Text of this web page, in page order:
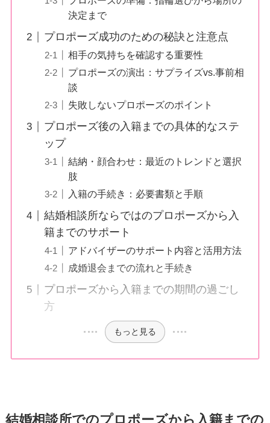
決定まで
プロポーズ成功のための秘訣と注意点
相手の気持ちを確認する重要性
プロポーズの演出：サプライズvs.事前相
談
失敗しないプロポーズのポイント
プロポーズ後の入籍までの具体的なステ
ップ
結納・顔合わせ：最近のトレンドと選択
肢
入籍の手続き：必要書類と手順
結婚相談所ならではのプロポーズから入
籍までのサポート
アドバイザーのサポート内容と活用方法
成婚退会までの流れと手続き
プロポーズから入籍までの期間の過ごし
方
もっと見る
結婚相談所でのプロポーズから入籍までの